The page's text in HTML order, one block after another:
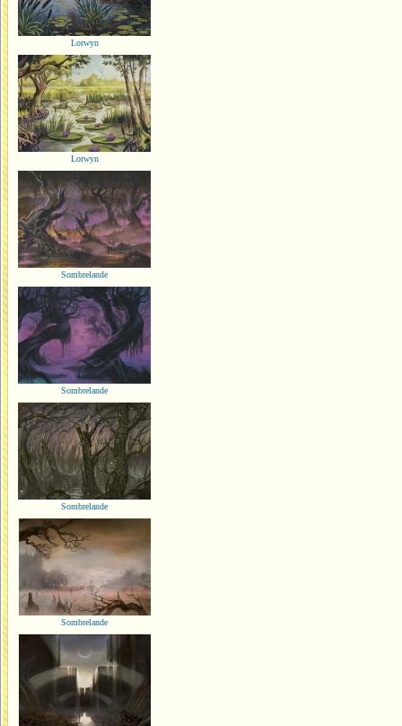
Lorwyn
Lorwyn
Sombrelande
Sombrelande
Sombrelande
Sombrelande